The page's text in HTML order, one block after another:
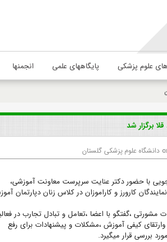
علوم پزشکی پایگاههای علمی انجمنها
برگزار شد
دانشگاه علوم پزشکی گلستان
با حضور دکتر عنایت سرپرست معاونت آموزشی،
کارورز و کاراموزان در کلاس زنان دپارتمان
مشورتی ،گفتگو با اعضا ،تعامل و تبادل تجارب در
کیفی آموزش ،مشکلات و پیشنهادات برای رفع
بررسی قرار میگیرد.